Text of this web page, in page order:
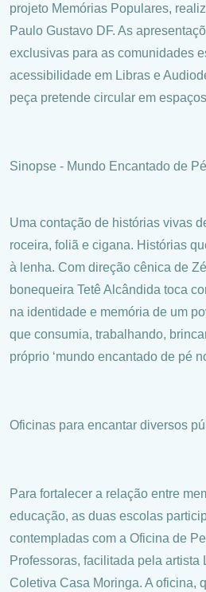
projeto Memórias Populares,
Paulo Gustavo DF. As
exclusivas para as comunidades
acessibilidade em Libras e
peça pretende circular em
Sinopse - Mundo Encantado de
Uma contação de histórias vivas
roceira, foliã e cigana. Histórias
à lenha. Com direção cênica de
bonequeira Tetê Alcândida toca
na identidade e memória de um
que consumia, trabalhando,
próprio ‘mundo encantado de pé
Oficinas para encantar diversos
Para fortalecer a relação entre
educação, as duas escolas
contempladas com a Oficina de
Professoras, facilitada pela artista
Coletiva Casa Moringa. A oficina,